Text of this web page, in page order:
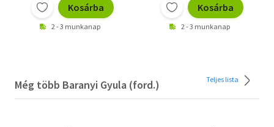
Kosárba
2 - 3 munkanap
Kosárba
2 - 3 munkanap
Még több Baranyi Gyula (ford.) Teljes lista